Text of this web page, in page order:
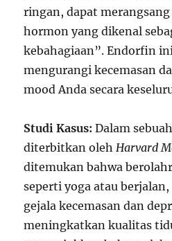
ringan, dapat
hormon yang dikenal
kebahagiaan”. Endorfin
mengurangi kecemasan
mood Anda secara
Studi Kasus: Dalam
diterbitkan oleh Harvard
ditemukan bahwa
seperti yoga atau
gejala kecemasan dan
meningkatkan kualitas